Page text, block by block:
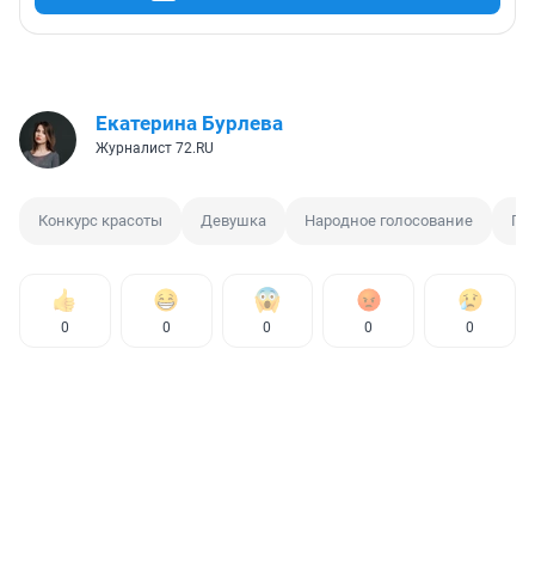
Екатерина Бурлева
Журналист 72.RU
Конкурс красоты Девушка Народное голосование
0 0 0 0 0